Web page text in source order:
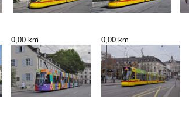
0,00 km 0,00 km